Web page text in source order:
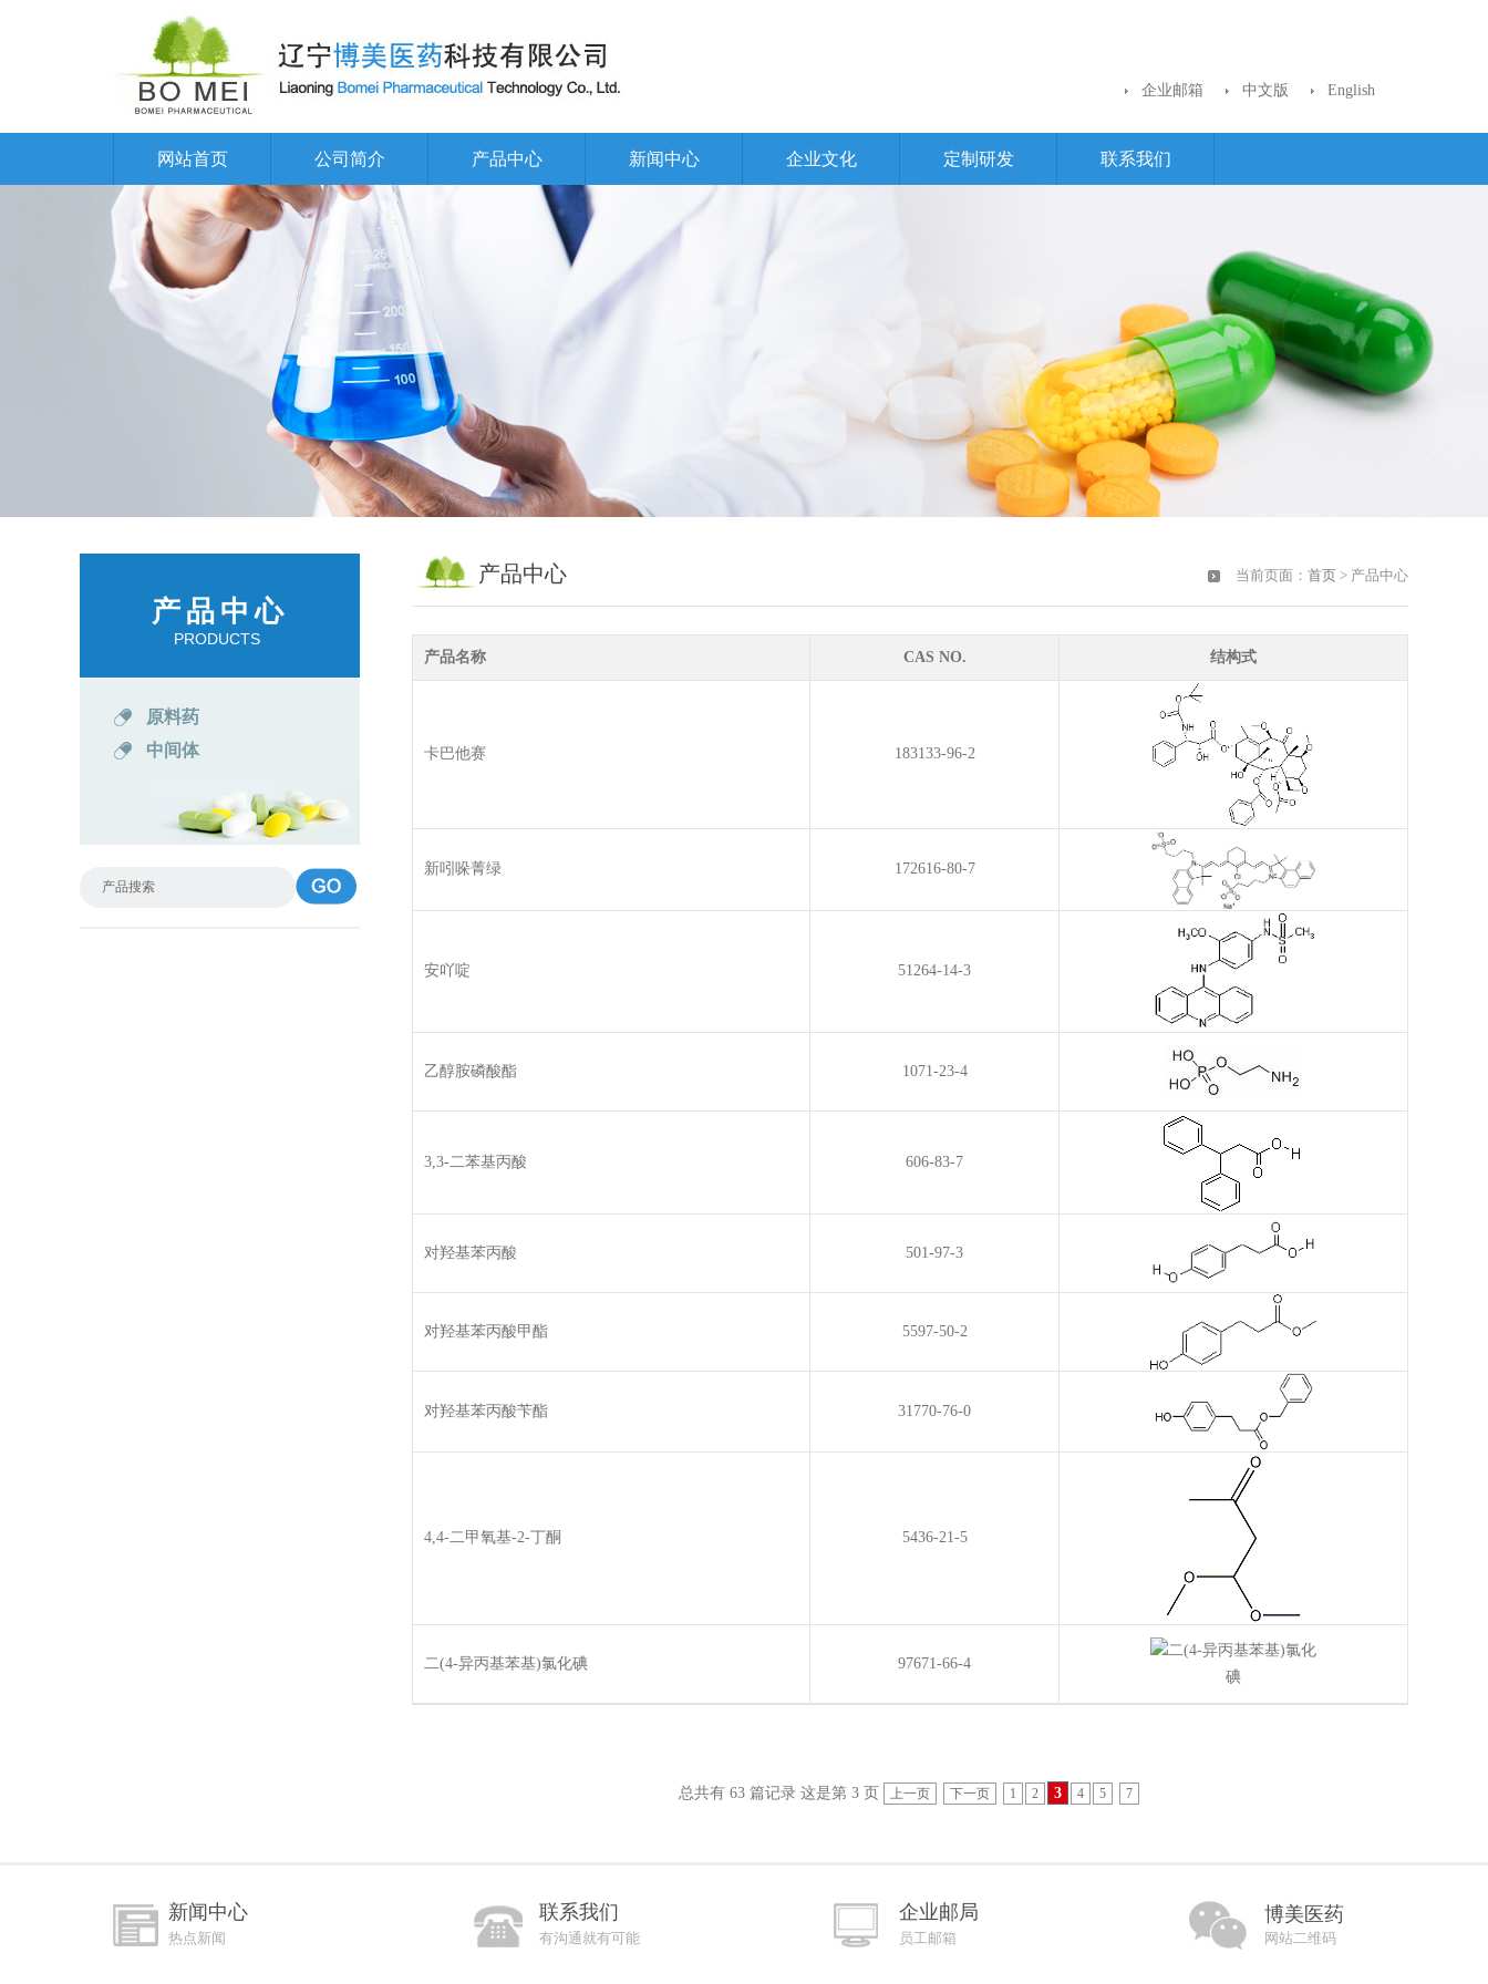
企业邮箱 中文版 English
网站首页 公司简介 产品中心 新闻中心 企业文化 定制研发 联系我们
产品中心
PRODUCTS
原料药
中间体
产品中心 当前页面： 首页 > 产品中心
产品名称 CAS NO. 结构式
卡巴他赛 183133-96-2
新吲哚菁绿 172616-80-7
安吖啶 51264-14-3
乙醇胺磷酸酯 1071-23-4
3,3-二苯基丙酸 606-83-7
对羟基苯丙酸 501-97-3
对羟基苯丙酸甲酯 5597-50-2
对羟基苯丙酸苄酯 31770-76-0
4,4-二甲氧基-2-丁酮 5436-21-5
二(4-异丙基苯基)氯化碘 97671-66-4
总共有 63 篇记录 这是第 3 页 上一页 下一页 1 2 3 4 5 7
新闻中心
热点新闻
联系我们
有沟通就有可能
企业邮局
员工邮箱
博美医药
网站二维码